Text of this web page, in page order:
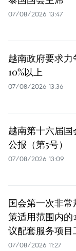
07/08/2026 13:47
越南政府要求
10%以上
07/08/2026 13:36
越南第十六届
公报（第5号）
07/08/2026 13:09
国会第一次非
策适用范围内的
议配套服务项
07/08/2026 11:27